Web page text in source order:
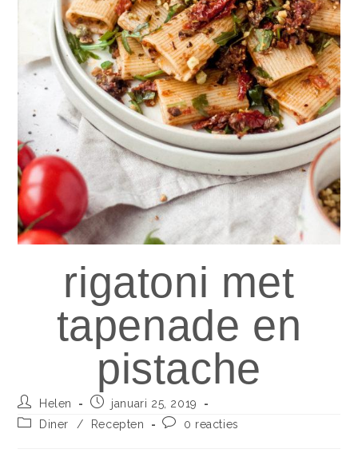
rigatoni met
tapenade en
pistache
Helen
januari 25, 2019
Diner
/ Recepten 0 reacties